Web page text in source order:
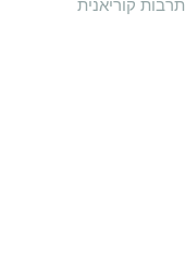
תרבות קוריאנית